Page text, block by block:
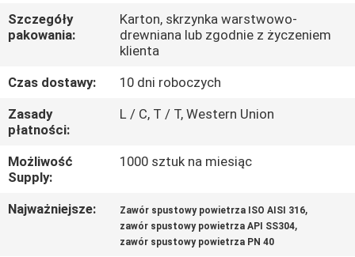
SKONTAKTUJ
SIĘ
NAMI
AKTUALNOŚCI
O
Szczegóły
pakowania:
Karton, skrzynka warstwowo-
drewniana lub zgodnie z życzeniem
klienta
Czas dostawy:
10 dni roboczych
Zasady
płatności:
L / C, T / T, Western Union
Możliwość
Supply:
1000 sztuk na miesiąc
Najważniejsze: Zawór spustowy powietrza ISO AISI 316,
zawór spustowy powietrza API SS304,
zawór spustowy powietrza PN 40